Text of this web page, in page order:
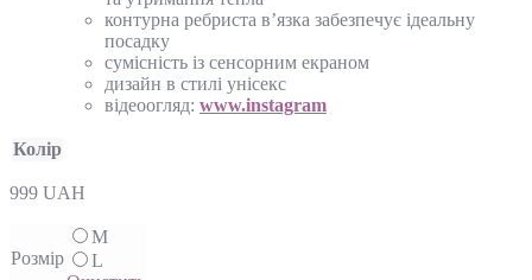
контурна ребриста в’язка забезпечує ідеальну
посадку
сумісність із сенсорним екраном
дизайн в стилі унісекс
відеоогляд: www.instagram
Колір
999 UAH
Розмір
M
L